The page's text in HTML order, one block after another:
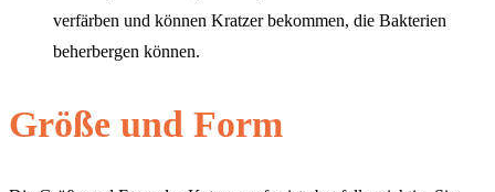
verfärben und können Kratzer bekommen, die Bakterien
beherbergen können.
Größe und Form